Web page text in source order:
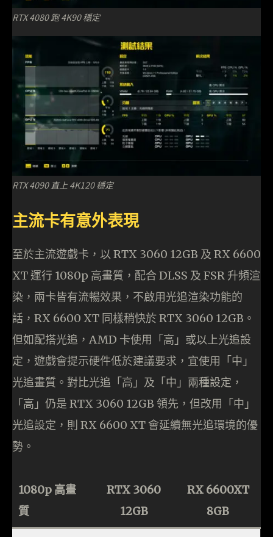
RTX 4080 跑 4K90 穩定
RTX 4090 直上 4K120 穩定
主流卡有意外表現
至於主流遊戲卡，以 RTX 3060 12GB 及 RX 6600
XT 運行 1080p 高畫質，配合 DLSS 及 FSR 升頻渲
染，兩卡皆有流暢效果，不啟用光追渲染功能的
話，RX 6600 XT 同樣稍快於 RTX 3060 12GB。
但如配搭光追，AMD 卡使用「高」或以上光追設
定，遊戲會提示硬件低於建議要求，宜使用「中」
光追畫質。對比光追「高」及「中」兩種設定，
「高」仍是 RTX 3060 12GB 領先，但改用「中」
光追設定，則 RX 6600 XT 會延續無光追環境的優
勢。
1080p 高畫
質
RTX 3060
12GB
RX 6600XT
8GB